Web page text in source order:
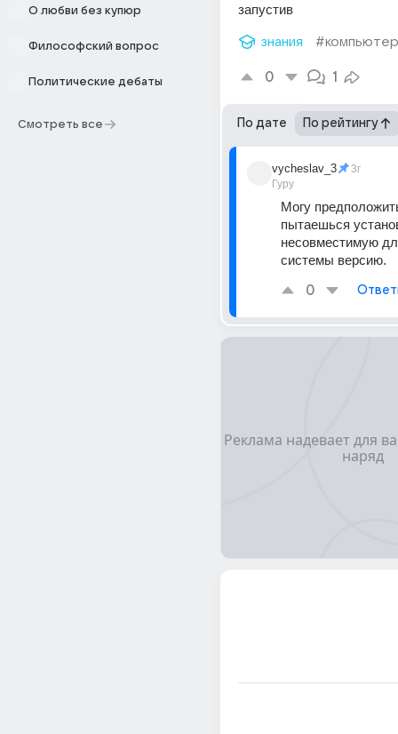
О любви без купюр
Философский вопрос
Политические дебаты
Смотреть все
запустив
знания #компьютер
0 1
По дате По рейтингу
vycheslav_3
Гуру
3г
Могу
пытаешься
несовместимую
системы версию.
0